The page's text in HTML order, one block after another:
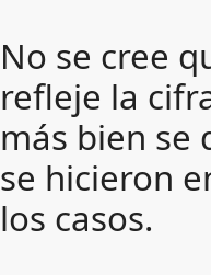
No se cree
refleje la
más bien se
se hicieron
los casos.